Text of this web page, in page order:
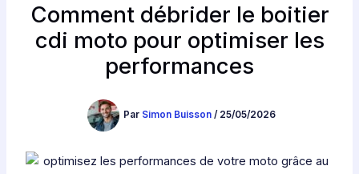
Comment débrider le boitier
cdi moto pour optimiser les
performances
Par Simon Buisson / 25/05/2026